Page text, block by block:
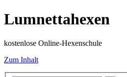
Lumnettahexen
kostenlose Online-Hexenschule
Zum Inhalt